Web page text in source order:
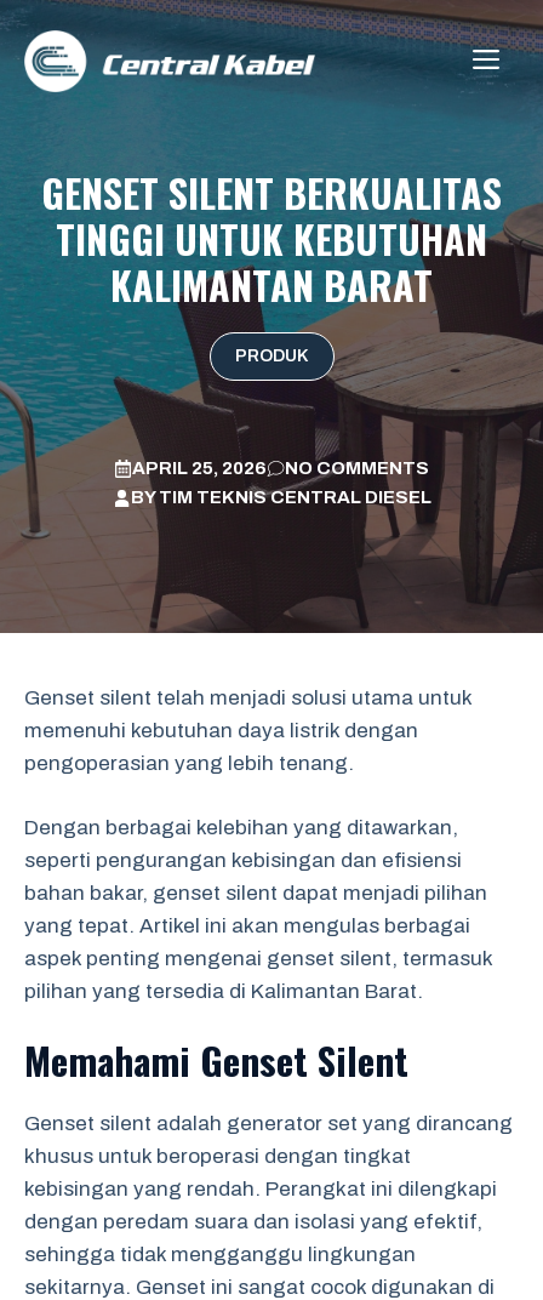
Skip
content
GENSET SILENT BERKUALITAS
TINGGI UNTUK KEBUTUHAN
KALIMANTAN BARAT
PRODUK
APRIL 25, 2026
NO COMMENTS
BYTIM TEKNIS CENTRAL DIESEL
Genset silent telah menjadi solusi utama untuk
memenuhi kebutuhan daya listrik dengan
pengoperasian yang lebih tenang.
Dengan berbagai kelebihan yang ditawarkan,
seperti pengurangan kebisingan dan efisiensi
bahan bakar, genset silent dapat menjadi pilihan
yang tepat. Artikel ini akan mengulas berbagai
aspek penting mengenai genset silent, termasuk
pilihan yang tersedia di Kalimantan Barat.
Memahami Genset Silent
Genset silent adalah generator set yang dirancang
khusus untuk beroperasi dengan tingkat
kebisingan yang rendah. Perangkat ini dilengkapi
dengan peredam suara dan isolasi yang efektif,
sehingga tidak mengganggu lingkungan
sekitarnya. Genset ini sangat cocok digunakan di